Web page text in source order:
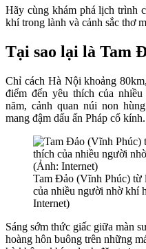
Hãy cùng khám phá lịch trình
khí trong lành và cảnh sắc thơ
Tại sao lại là Tam
Chỉ cách Hà Nội khoảng
điểm đến yêu thích của
năm, cảnh quan núi non
mang đậm dấu ấn Pháp cổ kính.
Tam Đảo (Vĩnh Phúc) từ
của nhiều người nhờ khí
Internet)
Sáng sớm thức giấc giữa màn
hoàng hôn buông trên những